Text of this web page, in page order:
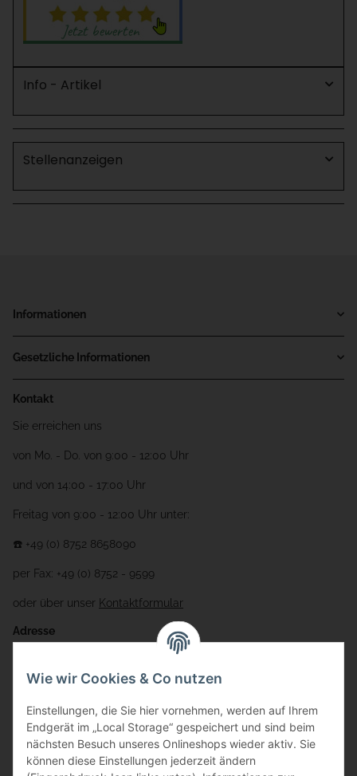
Info - Artikel
Stellenanzeigen
Informationen
Gesetzliche Informationen
Kontakt
Sie erreichen uns
von Mo. - Do. von 9:00 - 12:00 Uhr
und von 14:00 - 17:00 Uhr
Freitag von 9:00 - 12:00 Uhr unter:
☎️ +49 (0) 8752 8658090
per Fax: +49 (0) 8752 - 9599
oder über unser Kontaktformular
Adresse
Gewerbering 17
84072 Au i.d. Hallertau
info@bauer-tore.de
Wie wir Cookies & Co nutzen
Einstellungen, die Sie hier vornehmen, werden auf Ihrem
Endgerät im „Local Storage“ gespeichert und sind beim
nächsten Besuch unseres Onlineshops wieder aktiv. Sie
können diese Einstellungen jederzeit ändern